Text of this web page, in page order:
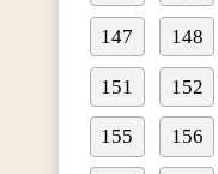
147 148
151 152
155 156